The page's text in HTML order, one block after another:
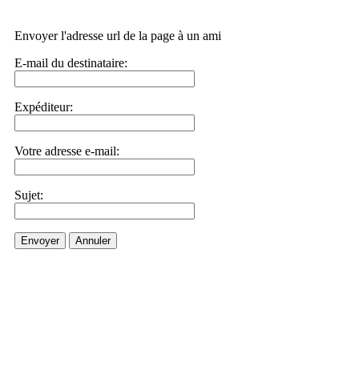
Envoyer l'adresse url de la page à un ami
E-mail du destinataire:
Expéditeur:
Votre adresse e-mail:
Sujet:
Envoyer Annuler